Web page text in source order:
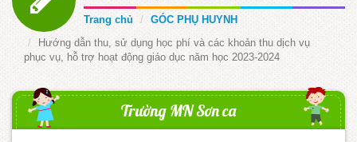
Trang chủ
GÓC PHỤ HUYNH
Hướng dẫn thu, sử dụng học phí và các khoản thu dịch vụ
phục vụ, hỗ trợ hoạt động giáo dục năm học 2023-2024
Trường MN Sơn ca